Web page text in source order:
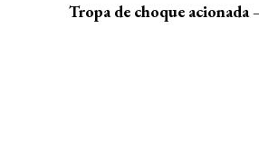
Tropa de choque acionada